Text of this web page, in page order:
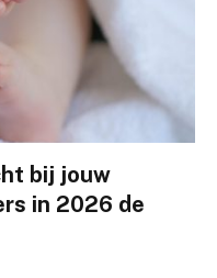
bij jouw
in 2026 de